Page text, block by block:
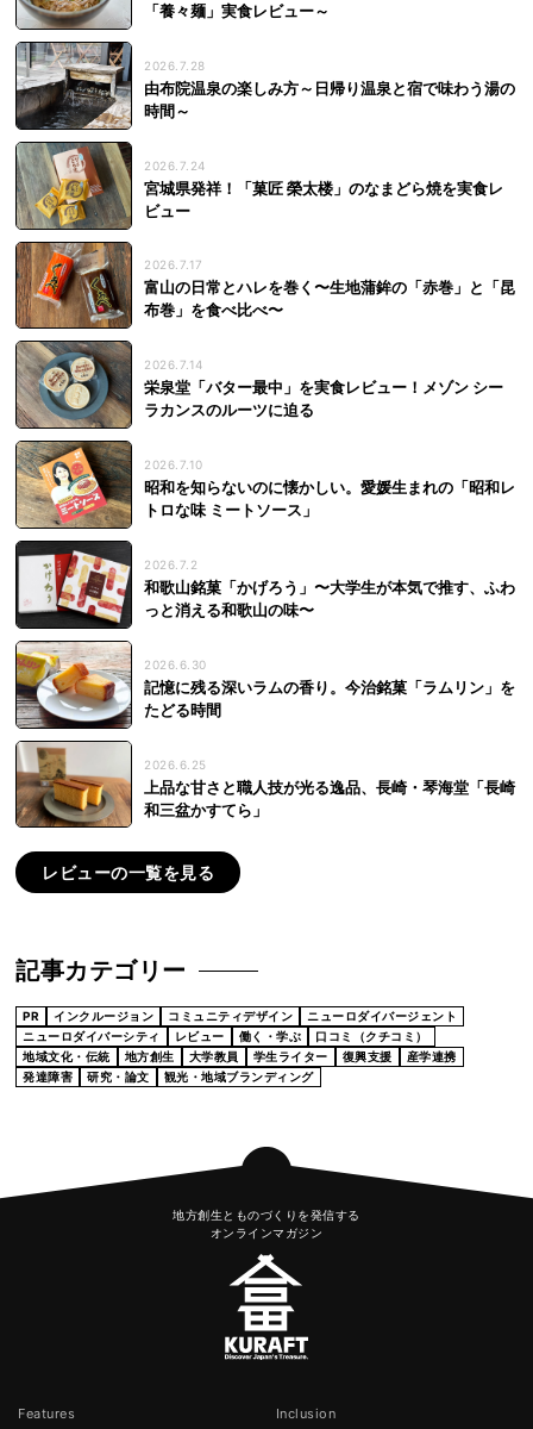
「養々麺」実食レビュー～
2026.7.28
由布院温泉の楽しみ方～日帰り温泉と宿で味わう湯の
時間～
2026.7.24
宮城県発祥！「菓匠 榮太楼」のなまどら焼を実食レ
ビュー
2026.7.17
富山の日常とハレを巻く〜生地蒲鉾の「赤巻」と「昆
布巻」を食べ比べ〜
2026.7.14
栄泉堂「バター最中」を実食レビュー！メゾン シー
ラカンスのルーツに迫る
2026.7.10
昭和を知らないのに懐かしい。愛媛生まれの「昭和レ
トロな味 ミートソース」
2026.7.2
和歌山銘菓「かげろう」〜大学生が本気で推す、ふわ
っと消える和歌山の味〜
2026.6.30
記憶に残る深いラムの香り。今治銘菓「ラムリン」を
たどる時間
2026.6.25
上品な甘さと職人技が光る逸品、長崎・琴海堂「長崎
和三盆かすてら」
レビューの一覧を見る
記事カテゴリー
PR インクルージョン コミュニティデザイン
ニューロダイバージェント
ニューロダイバーシティ
レビュー 働く・学ぶ
口コミ（クチコミ）
地域文化・伝統
地方創生 大学教員 学生ライター 復興支援
産学連携
発達障害
研究・論文 観光・地域ブランディング
地方創生とものづくりを発信する
オンラインマガジン
Features Inclusion